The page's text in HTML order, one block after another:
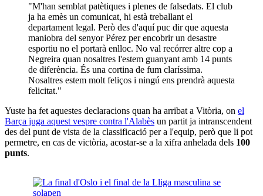
"M'han semblat patètiques i plenes de falsedats. El club
ja ha emès un comunicat, hi està treballant el
departament legal. Però des d'aquí puc dir que aquesta
maniobra del senyor Pérez per encobrir un desastre
esportiu no el portarà enlloc. No val recórrer altre cop a
Negreira quan nosaltres l'estem guanyant amb 14 punts
de diferència. És una cortina de fum claríssima.
Nosaltres estem molt feliços i ningú ens prendrà aquesta
felicitat."
Yuste ha fet aquestes declaracions quan ha arribat a Vitòria, on el
Barça juga aquest vespre contra l'Alabès un partit ja intranscendent
des del punt de vista de la classificació per a l'equip, però que li pot
permetre, en cas de victòria, acostar-se a la xifra anhelada dels 100
punts.